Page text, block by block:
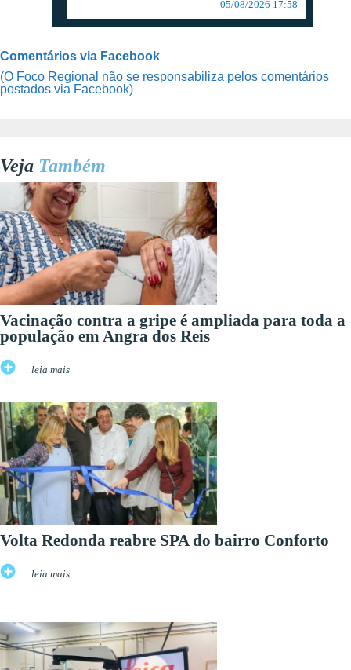
05/08/2026 17:58
Comentários via Facebook
(O Foco Regional não se responsabiliza pelos comentários
postados via Facebook)
Veja Também
Vacinação contra a gripe é ampliada para toda a
população em Angra dos Reis
leia mais
Volta Redonda reabre SPA do bairro Conforto
leia mais